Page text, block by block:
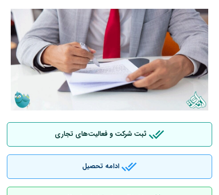
ثبت شرکت و فعالیت‌های تجاری
ادامه تحصیل